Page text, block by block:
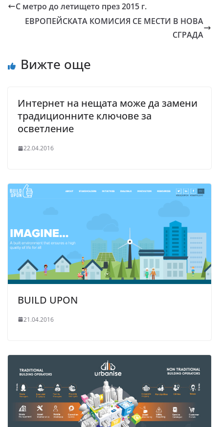
С метро до летището през 2015 г.
ЕВРОПЕЙСКАТА КОМИСИЯ СЕ МЕСТИ В НОВА
СГРАДА
Вижте още
Интернет на нещата може да замени
традиционните ключове за
осветление
22.04.2016
BUILD UPON
21.04.2016